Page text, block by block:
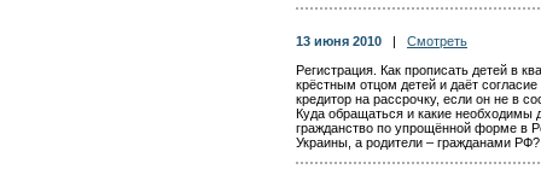
13 июня 2010
Смотреть
Регистрация. Как прописать детей в
крёстным отцом детей и даёт
кредитор на рассрочку, если он не в
Куда обращаться и какие необходимы
гражданство по упрощённой форме в
Украины, а родители – гражданами РФ?